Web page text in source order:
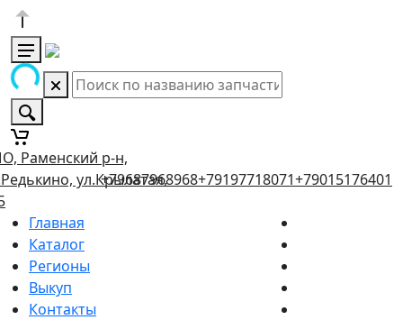
Раменский р-н,
ул.Крылатая,
+79687968968+79197718071+79015176401
Главная
Каталог
Регионы
Выкуп
Контакты